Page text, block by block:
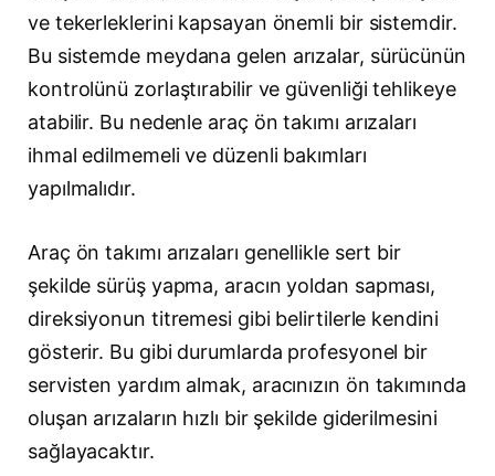
ve tekerleklerini kapsayan önemli bir sistemdir.
Bu sistemde meydana gelen arızalar, sürücünün
kontrolünü zorlaştırabilir ve güvenliği tehlikeye
atabilir. Bu nedenle araç ön takımı arızaları
ihmal edilmemeli ve düzenli bakımları
yapılmalıdır.
Araç ön takımı arızaları genellikle sert bir
şekilde sürüş yapma, aracın yoldan sapması,
direksiyonun titremesi gibi belirtilerle kendini
gösterir. Bu gibi durumlarda profesyonel bir
servisten yardım almak, aracınızın ön takımında
oluşan arızaların hızlı bir şekilde giderilmesini
sağlayacaktır.